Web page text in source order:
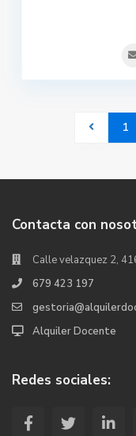
1
Contacta con
Calle velazquez 2,
679 423 197
Alquiler Docente
Redes sociales: